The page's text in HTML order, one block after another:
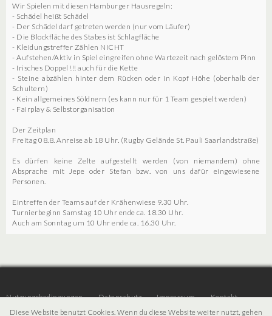
Wir Spielen mit diesen Hamburger Hausregeln:
- Schädel heißt Schädel
- Der Schädel darf getreten werden (nur vom Läufer)
- Die Blockfläche des Stabes ist Schlagfläche
- Kleidungstreffer Zählen NICHT
- Aufstehen/Aktiv in Spiel eingreifen ohne Wartezeit nach gelöstem Pinn
- Irisches Doppel !!! auch für die Kette
- Steine abzählen hinter dem Rücken oder in Kopf Höhe (oberhalb der
Schultern)
- Kein allgemeines Söldnern (es kann nur für 1 Team gespielt werden)
- Fairplay & Selbstorganisation
Der Zeitplan
Freitag 08.8. Anreise ab 18 Uhr. (Rugby Gelände St. Pauli Saarlandstraße)
Es dürfen keine Zelte aufgestellt werden (von niemandem) ohne
Absprache mit Jepe oder Stefan bzw. von uns dafür eingewiesene
Personen.
Eintreffen der Teams auf der Krähenwiese 9.30 Uhr.
Turnierbeginn Samstag 10 Uhr ende ca. 18.30 Uhr.
Auch am Sonntag um 10 Uhr ende ca. 16.30 Uhr.
Nutzungsbedingungen Datenschutz Impressum
Kontakt
Diese Website benutzt Cookies. Wenn du diese Website weiter nutzt, gehen